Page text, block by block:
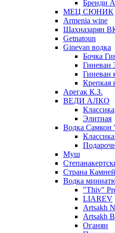
Бренди
МЕЦ СЮНИК
Armenia wine
Шахназарян
Getnatoun
Ginevan водка
Бочка
Гиневан
Гиневан
Крепкая
Арегак К.З.
ВЕДИ АЛКО
Классика
Элитная
Водка Самкон
Муш
Страна Камней
Водка
"Thiv"
LIAREV
Artsakh
Artsakh
Оганян